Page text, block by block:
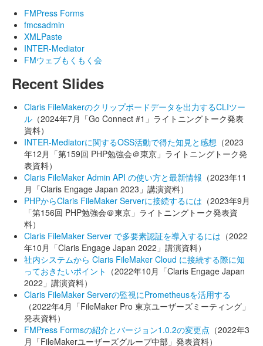
FMPress Forms
fmcsadmin
XMLPaste
INTER-Mediator
FMウェブもくもく会
Recent Slides
Claris FileMakerのクリップボードデータを出力するCLIツー
ル （2024年7月「Go Connect #1」ライトニングトーク発表
資料）
INTER-Mediatorに関するOSS活動で得た知見と感想 （2023
年12月「第159回 PHP勉強会＠東京」ライトニングトーク発
表資料）
Claris FileMaker Admin API の使い方と最新情報 （2023年11
月「Claris Engage Japan 2023」講演資料）
PHPからClaris FileMaker Serverに接続するには （2023年9月
「第156回 PHP勉強会＠東京」ライトニングトーク発表資
料）
Claris FileMaker Server で多要素認証を導入するには （2022
年10月「Claris Engage Japan 2022」講演資料）
社内システムから Claris FileMaker Cloud に接続する際に知
っておきたいポイント （2022年10月「Claris Engage Japan
2022」講演資料）
Claris FileMaker Serverの監視にPrometheusを活用する
（2022年4月「FileMaker Pro 東京ユーザーズミーティング」
発表資料）
FMPress Formsの紹介とバージョン1.0.2の変更点 （2022年3
月「FileMakerユーザーズグループ中部」発表資料）